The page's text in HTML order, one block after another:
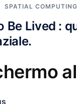
SPATIAL COMPUTING
Be Lived :